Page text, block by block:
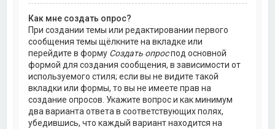
Как мне создать опрос?
При создании темы или редактировании первого
сообщения темы щёлкните на вкладке или
перейдите в форму Создать опроспод основной
формой для создания сообщения, в зависимости от
используемого стиля; если вы не видите такой
вкладки или формы, то вы не имеете прав на
создание опросов. Укажите вопрос и как минимум
два варианта ответа в соответствующих полях,
убедившись, что каждый вариант находится на